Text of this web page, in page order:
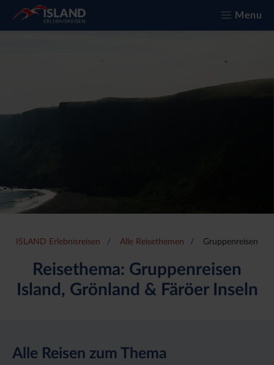
Menu
ISLAND Erlebnisreisen Alle Reisethemen Gruppenreisen
Reisethema: Gruppenreisen
Island, Grönland & Färöer Inseln
Alle Reisen zum Thema